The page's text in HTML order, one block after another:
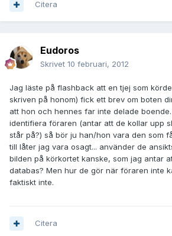
Citera
Eudoros
Skrivet 10 februari, 2012
Jag läste på flashback att en tjej som
skriven på honom) fick ett brev om boten
att hon och hennes far inte delade
identifiera föraren (antar att de kollar upp
står på?) så bör ju han/hon vara den som
till låter jag vara osagt... använder de
bilden på körkortet kanske, som jag antar
databas? Men hur de gör när föraren inte
faktiskt inte.
Citera